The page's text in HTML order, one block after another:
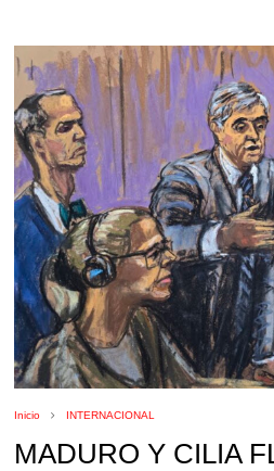
Inicio INTERNACIONAL
MADURO Y CILIA